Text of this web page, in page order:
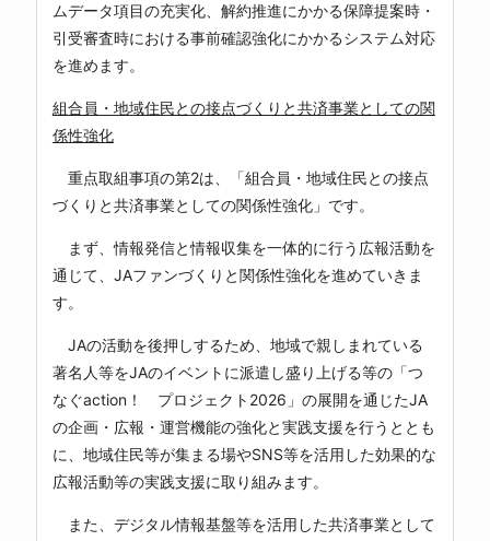
ムデータ項目の充実化、解約推進にかかる保障提案時・
引受審査時における事前確認強化にかかるシステム対応
を進めます。
組合員・地域住民との接点づくりと共済事業としての関
係性強化
重点取組事項の第2は、「組合員・地域住民との接点
づくりと共済事業としての関係性強化」です。
まず、情報発信と情報収集を一体的に行う広報活動を
通じて、JAファンづくりと関係性強化を進めていきま
す。
JAの活動を後押しするため、地域で親しまれている
著名人等をJAのイベントに派遣し盛り上げる等の「つ
なぐaction！ プロジェクト2026」の展開を通じたJA
の企画・広報・運営機能の強化と実践支援を行うととも
に、地域住民等が集まる場やSNS等を活用した効果的な
広報活動等の実践支援に取り組みます。
また、デジタル情報基盤等を活用した共済事業として